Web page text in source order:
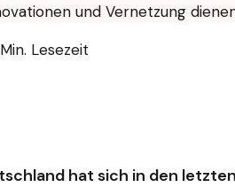
und Vernetzung
Lesezeit
hat sich in den